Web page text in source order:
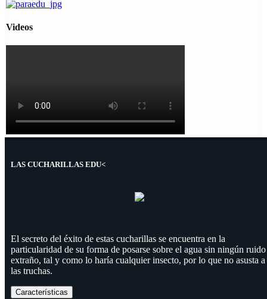
Videos
LAS CUCHARILLAS EDU<
El secreto del éxito de estas cucharillas se encuentra en la
particularidad de su forma de posarse sobre el agua sin ningún ruido
extraño, tal y como lo haría cualquier insecto, por lo que no asusta a
las truchas.
Características